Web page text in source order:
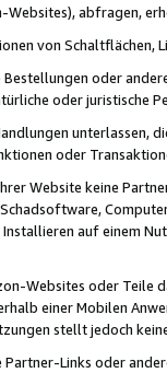
Websites), abfragen,
von Schaltflächen,
Bestellungen oder
oder juristische
unterlassen,
oder
Website keine
auf einem
Websites oder Teile
einer Mobilen
stellt jedoch
Partner-Links oder